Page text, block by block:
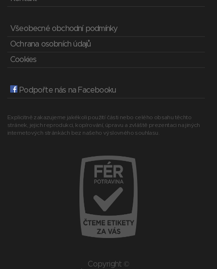
Všeobecné obchodní podmínky
Ochrana osobních údajů
Cookies
Podpořte nás na Facebooku
Explicitně zakazujeme jakékoli použití části nebo celého obsahu těchto
stránek, jejich reprodukci, kopírování, úpravu a zvláště prezentaci na jiných
internetových stránkách bez našeho výslovného souhlasu.
Copyright ©